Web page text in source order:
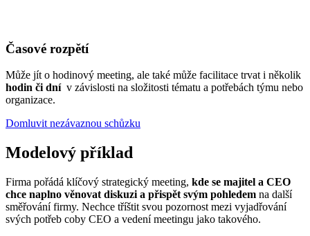
Časové rozpětí
Může jít o hodinový meeting, ale také může facilitace trvat i několik
hodin či dní v závislosti na složitosti tématu a potřebách týmu nebo
organizace.
Domluvit nezávaznou schůzku
Modelový příklad
Firma pořádá klíčový strategický meeting, kde se majitel a CEO
chce naplno věnovat diskuzi a přispět svým pohledem na další
směřování firmy. Nechce tříštit svou pozornost mezi vyjadřování
svých potřeb coby CEO a vedení meetingu jako takového.